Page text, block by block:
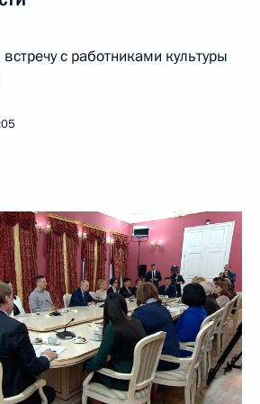
с работниками культуры